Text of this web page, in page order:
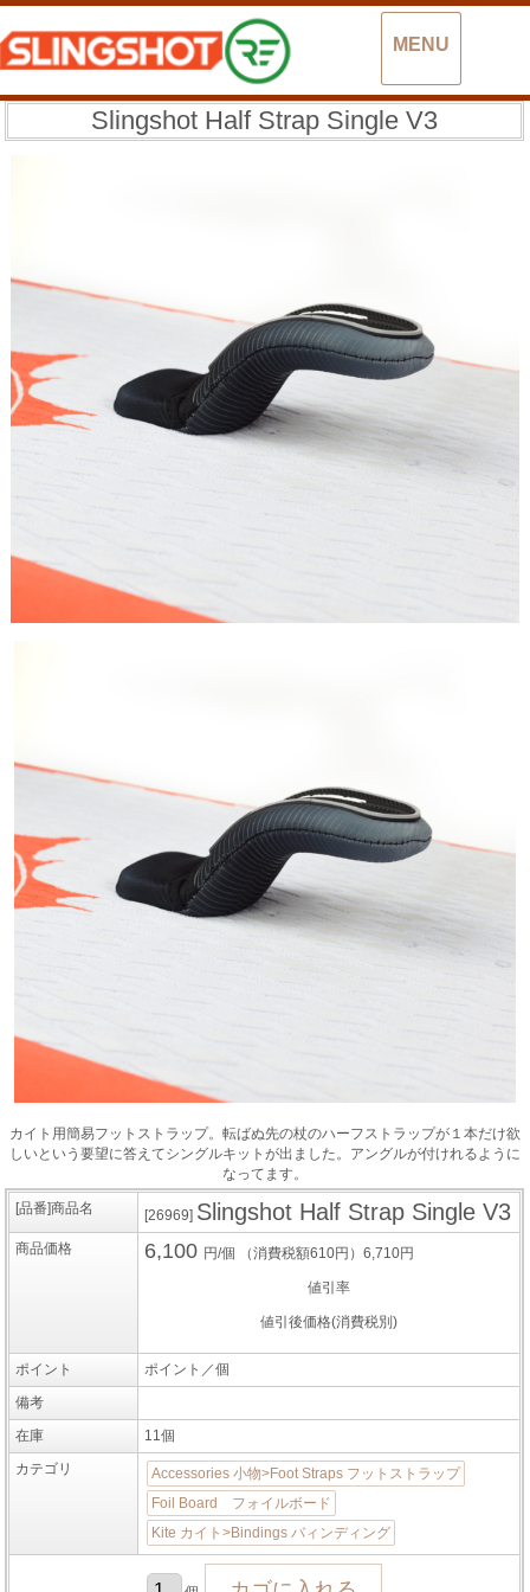
MENU
Slingshot Half Strap Single V3
カイト用簡易フットストラップ。転ばぬ先の杖のハーフストラップが１本だけ欲
しいという要望に答えてシングルキットが出ました。アングルが付けれるように
なってます。
[品番]商品名 [26969] Slingshot Half Strap Single V3
商品価格 6,100 円/個 （消費税額610円）6,710円
値引率
値引後価格(消費税別)
ポイント
ポイント／個
備考
在庫
11個
カテゴリ
Accessories 小物>Foot Straps フットストラップ
Foil Board フォイルボード
Kite カイト>Bindings バィンディング